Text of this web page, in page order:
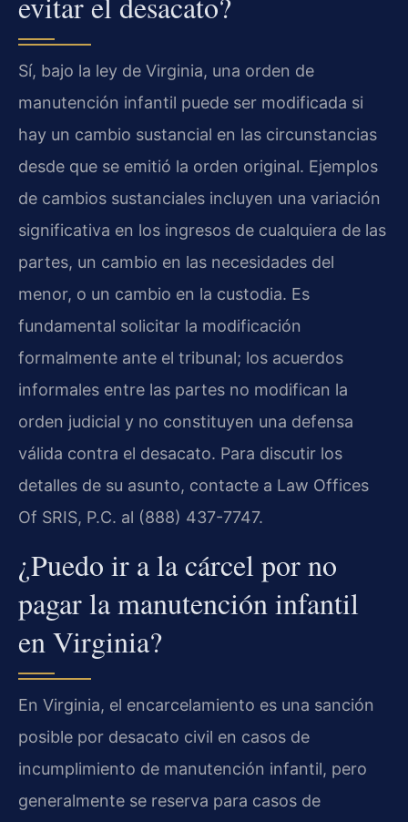
Sí, bajo la ley de Virginia, una orden de
manutención infantil puede ser modificada si
hay un cambio sustancial en las circunstancias
desde que se emitió la orden original. Ejemplos
de cambios sustanciales incluyen una variación
significativa en los ingresos de cualquiera de las
partes, un cambio en las necesidades del
menor, o un cambio en la custodia. Es
fundamental solicitar la modificación
formalmente ante el tribunal; los acuerdos
informales entre las partes no modifican la
orden judicial y no constituyen una defensa
válida contra el desacato. Para discutir los
detalles de su asunto, contacte a Law Offices
Of SRIS, P.C. al (888) 437-7747.
¿Puedo ir a la cárcel por no
pagar la manutención infantil
en Virginia?
En Virginia, el encarcelamiento es una sanción
posible por desacato civil en casos de
incumplimiento de manutención infantil, pero
generalmente se reserva para casos de